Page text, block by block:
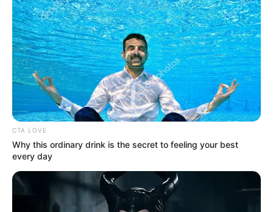
CTA LOVE
Why this ordinary drink is the secret to feeling your best
every day